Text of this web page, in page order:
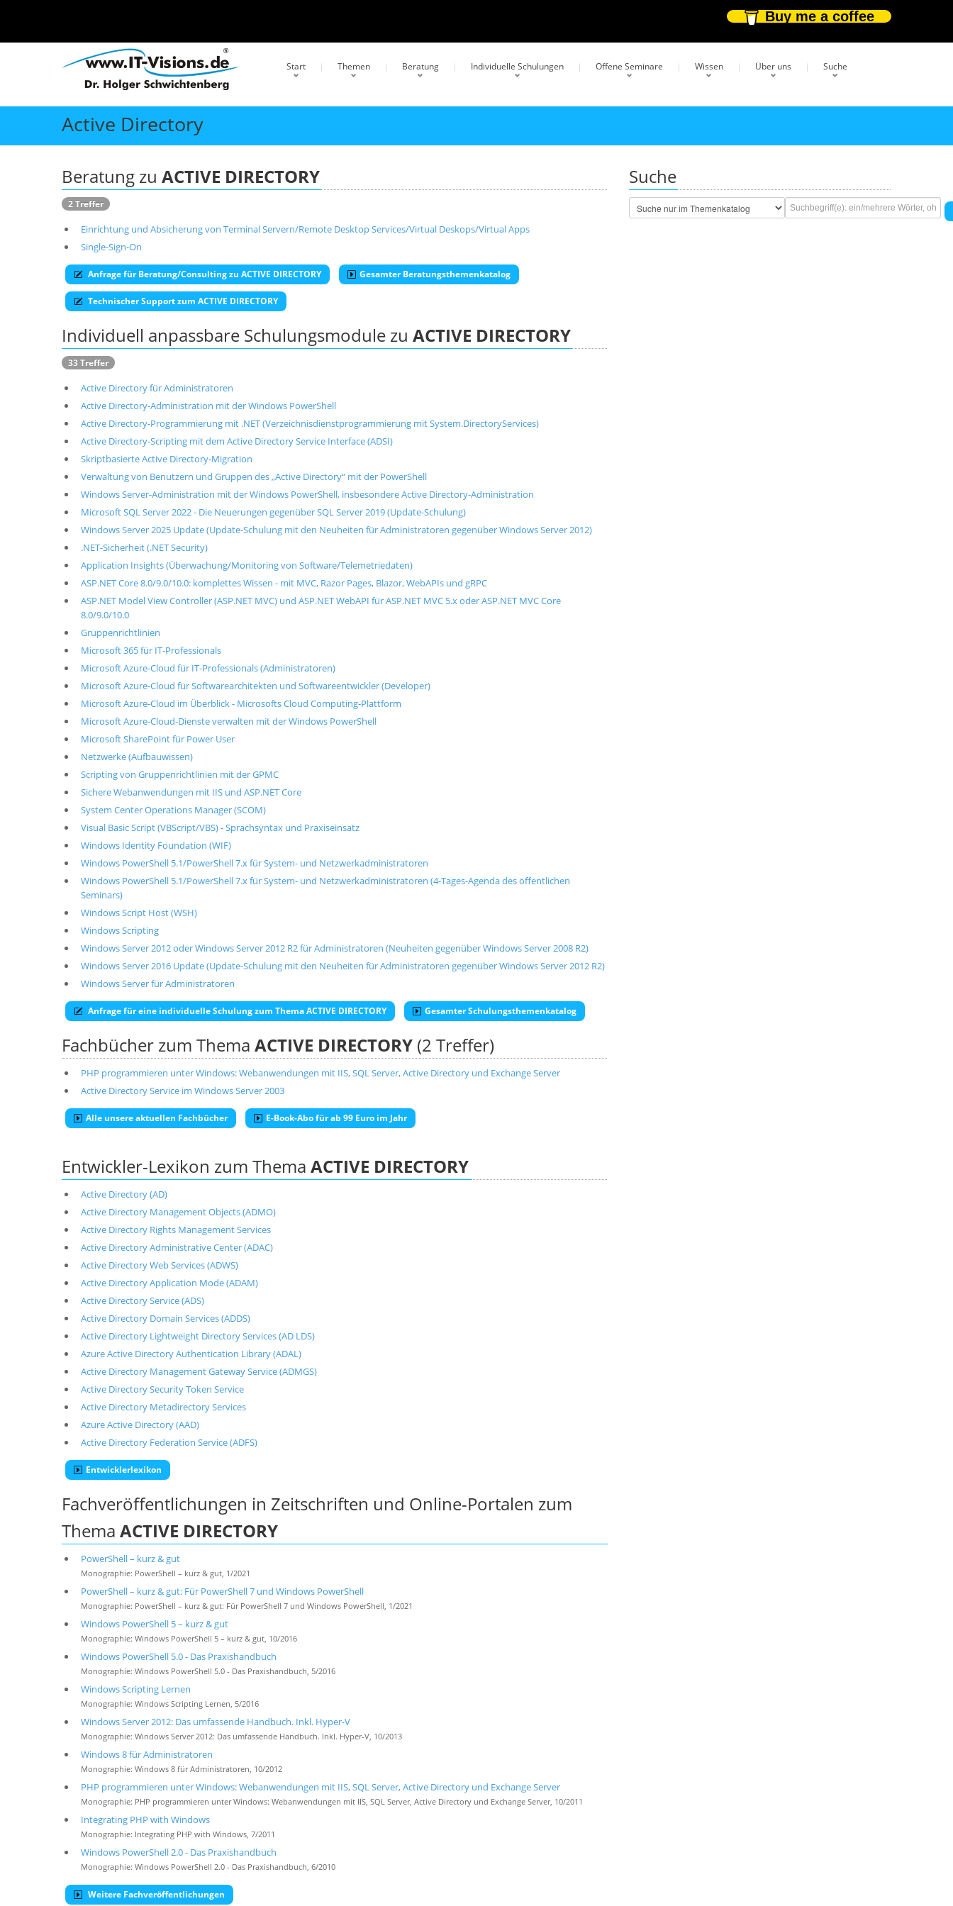
Buy me a coffee
Start Themen Beratung Individuelle Schulungen Offene Seminare Wissen Über uns Suche
Active Directory
Beratung zu ACTIVE DIRECTORY
2 Treffer
Einrichtung und Absicherung von Terminal Servern/Remote Desktop Services/Virtual Deskops/Virtual Apps
Single-Sign-On
Anfrage für Beratung/Consulting zu ACTIVE DIRECTORY Gesamter Beratungsthemenkatalog
Technischer Support zum ACTIVE DIRECTORY
Individuell anpassbare Schulungsmodule zu ACTIVE DIRECTORY
33 Treffer
Active Directory für Administratoren
Active Directory-Administration mit der Windows PowerShell
Active Directory-Programmierung mit .NET (Verzeichnisdienstprogrammierung mit System.DirectoryServices)
Active Directory-Scripting mit dem Active Directory Service Interface (ADSI)
Skriptbasierte Active Directory-Migration
Verwaltung von Benutzern und Gruppen des „Active Directory“ mit der PowerShell
Windows Server-Administration mit der Windows PowerShell, insbesondere Active Directory-Administration
Microsoft SQL Server 2022 - Die Neuerungen gegenüber SQL Server 2019 (Update-Schulung)
Windows Server 2025 Update (Update-Schulung mit den Neuheiten für Administratoren gegenüber Windows Server 2012)
.NET-Sicherheit (.NET Security)
Application Insights (Überwachung/Monitoring von Software/Telemetriedaten)
ASP.NET Core 8.0/9.0/10.0: komplettes Wissen - mit MVC, Razor Pages, Blazor, WebAPIs und gRPC
ASP.NET Model View Controller (ASP.NET MVC) und ASP.NET WebAPI für ASP.NET MVC 5.x oder ASP.NET MVC Core
8.0/9.0/10.0
Gruppenrichtlinien
Microsoft 365 für IT-Professionals
Microsoft Azure-Cloud für IT-Professionals (Administratoren)
Microsoft Azure-Cloud für Softwarearchitekten und Softwareentwickler (Developer)
Microsoft Azure-Cloud im Überblick - Microsofts Cloud Computing-Plattform
Microsoft Azure-Cloud-Dienste verwalten mit der Windows PowerShell
Microsoft SharePoint für Power User
Netzwerke (Aufbauwissen)
Scripting von Gruppenrichtlinien mit der GPMC
Sichere Webanwendungen mit IIS und ASP.NET Core
System Center Operations Manager (SCOM)
Visual Basic Script (VBScript/VBS) - Sprachsyntax und Praxiseinsatz
Windows Identity Foundation (WIF)
Windows PowerShell 5.1/PowerShell 7.x für System- und Netzwerkadministratoren
Windows PowerShell 5.1/PowerShell 7.x für System- und Netzwerkadministratoren (4-Tages-Agenda des öffentlichen
Seminars)
Windows Script Host (WSH)
Windows Scripting
Windows Server 2012 oder Windows Server 2012 R2 für Administratoren (Neuheiten gegenüber Windows Server 2008 R2)
Windows Server 2016 Update (Update-Schulung mit den Neuheiten für Administratoren gegenüber Windows Server 2012 R2)
Windows Server für Administratoren
Anfrage für eine individuelle Schulung zum Thema ACTIVE DIRECTORY Gesamter Schulungsthemenkatalog
Fachbücher zum Thema ACTIVE DIRECTORY (2 Treffer)
PHP programmieren unter Windows: Webanwendungen mit IIS, SQL Server, Active Directory und Exchange Server
Active Directory Service im Windows Server 2003
Alle unsere aktuellen Fachbücher E-Book-Abo für ab 99 Euro im Jahr
Entwickler-Lexikon zum Thema ACTIVE DIRECTORY
Active Directory (AD)
Active Directory Management Objects (ADMO)
Active Directory Rights Management Services
Active Directory Administrative Center (ADAC)
Active Directory Web Services (ADWS)
Active Directory Application Mode (ADAM)
Active Directory Service (ADS)
Active Directory Domain Services (ADDS)
Active Directory Lightweight Directory Services (AD LDS)
Azure Active Directory Authentication Library (ADAL)
Active Directory Management Gateway Service (ADMGS)
Active Directory Security Token Service
Active Directory Metadirectory Services
Azure Active Directory (AAD)
Active Directory Federation Service (ADFS)
Entwicklerlexikon
Fachveröffentlichungen in Zeitschriften und Online-Portalen zum
Thema ACTIVE DIRECTORY
PowerShell – kurz & gut
Monographie: PowerShell – kurz & gut, 1/2021
PowerShell – kurz & gut: Für PowerShell 7 und Windows PowerShell
Monographie: PowerShell – kurz & gut: Für PowerShell 7 und Windows PowerShell, 1/2021
Windows PowerShell 5 – kurz & gut
Monographie: Windows PowerShell 5 – kurz & gut, 10/2016
Windows PowerShell 5.0 - Das Praxishandbuch
Monographie: Windows PowerShell 5.0 - Das Praxishandbuch, 5/2016
Windows Scripting Lernen
Monographie: Windows Scripting Lernen, 5/2016
Windows Server 2012: Das umfassende Handbuch. Inkl. Hyper-V
Monographie: Windows Server 2012: Das umfassende Handbuch. Inkl. Hyper-V, 10/2013
Windows 8 für Administratoren
Monographie: Windows 8 für Administratoren, 10/2012
PHP programmieren unter Windows: Webanwendungen mit IIS, SQL Server, Active Directory und Exchange Server
Monographie: PHP programmieren unter Windows: Webanwendungen mit IIS, SQL Server, Active Directory und Exchange Server, 10/2011
Integrating PHP with Windows
Monographie: Integrating PHP with Windows, 7/2011
Windows PowerShell 2.0 - Das Praxishandbuch
Monographie: Windows PowerShell 2.0 - Das Praxishandbuch, 6/2010
Weitere Fachveröffentlichungen
Suche